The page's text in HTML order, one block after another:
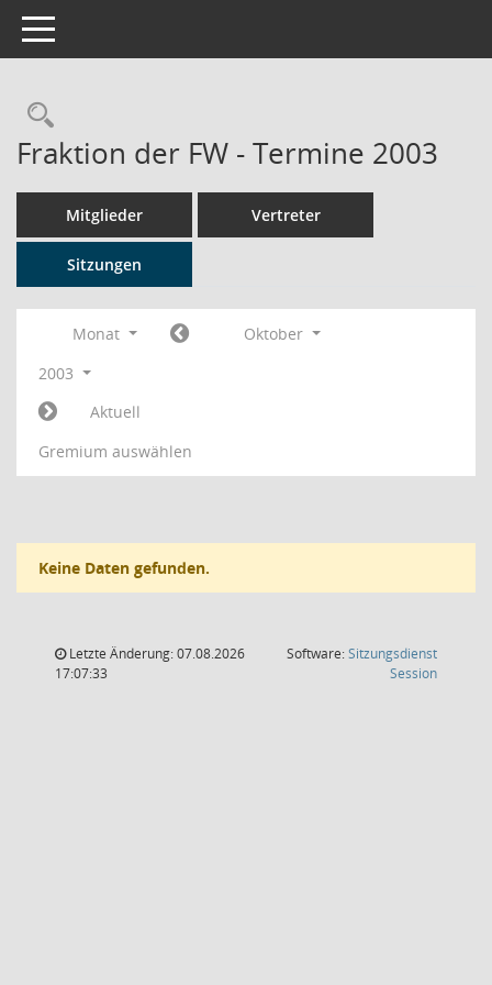
Toggle navigation
Rechercheauswahl
Fraktion der FW - Termine 2003
Mitglieder Vertreter
Sitzungen
Monat
Oktober
2003
Aktuell
Gremium auswählen
Keine Daten gefunden.
Letzte Änderung: 07.08.2026
17:07:33
Software:Sitzungsdienst
Session(Wird in